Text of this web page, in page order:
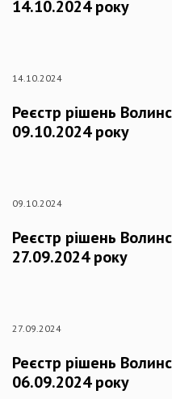
14.10.2024 року
14.10.2024
Реєстр рішень
09.10.2024 року
09.10.2024
Реєстр рішень
27.09.2024 року
27.09.2024
Реєстр рішень
06.09.2024 року